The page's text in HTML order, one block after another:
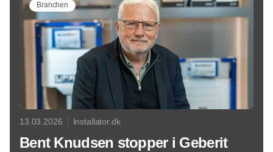
Branchen
13.03.2026 Installator.dk
Bent Knudsen stopper i Geberit